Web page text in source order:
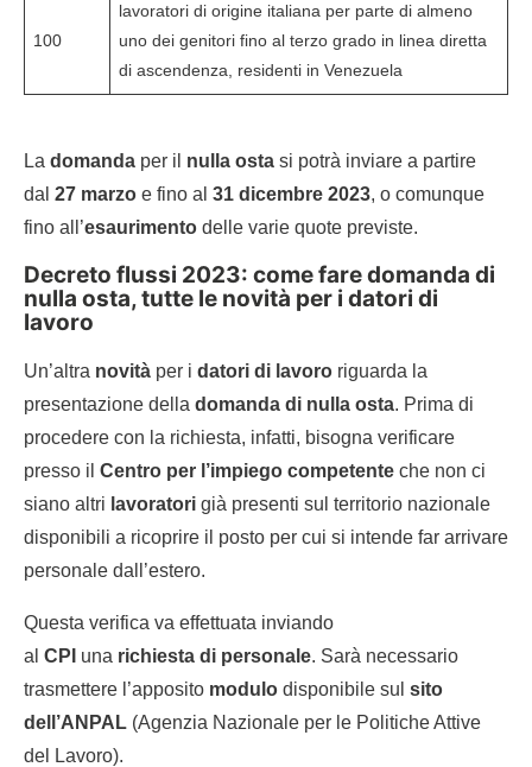
100
lavoratori di origine italiana per parte di almeno
uno dei genitori fino al terzo grado in linea diretta
di ascendenza, residenti in Venezuela
La domanda per il nulla osta si potrà inviare a partire
dal 27 marzo e fino al 31 dicembre 2023, o comunque
fino all’esaurimento delle varie quote previste.
Decreto flussi 2023: come fare domanda di
nulla osta, tutte le novità per i datori di
lavoro
Un’altra novità per i datori di lavoro riguarda la
presentazione della domanda di nulla osta. Prima di
procedere con la richiesta, infatti, bisogna verificare
presso il Centro per l’impiego competente che non ci
siano altri lavoratori già presenti sul territorio nazionale
disponibili a ricoprire il posto per cui si intende far arrivare
personale dall’estero.
Questa verifica va effettuata inviando
al CPI una richiesta di personale. Sarà necessario
trasmettere l’apposito modulo disponibile sul sito
dell’ANPAL (Agenzia Nazionale per le Politiche Attive
del Lavoro).